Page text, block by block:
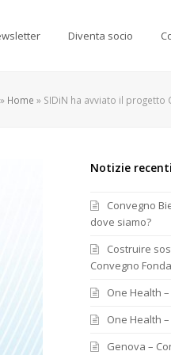
Diventa socio
» Home » SIDiN ha avviato il progetto
Notizie recenti
Convegno
dove siamo?
Costruire
Convegno
One Health
One Health
Genova –